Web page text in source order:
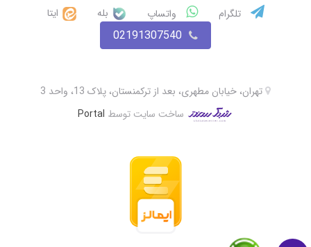
تلگرام واتساپ بله ایتا
02191307540
ساخت سایت توسط Portal
تهران، خیابان مطهری، بعد از ترکمنستان، پلاک 13، واحد 3